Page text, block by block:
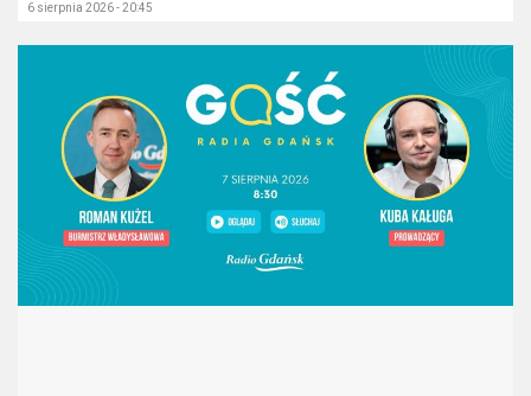
6 sierpnia 2026 - 20:45